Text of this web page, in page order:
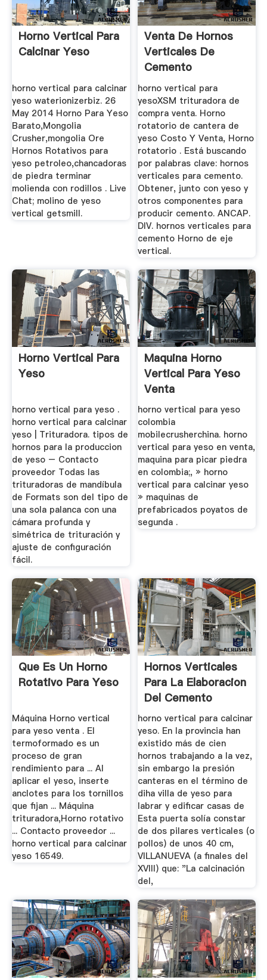
Horno Vertical Para
Calcinar Yeso
horno vertical para calcinar
yeso waterionizerbiz. 26
May 2014 Horno Para Yeso
Barato,Mongolia
Crusher,mongolia Ore
Hornos Rotativos para
yeso petroleo,chancadoras
de piedra terminar
molienda con rodillos . Live
Chat; molino de yeso
vertical getsmill.
Venta De Hornos
Verticales De
Cemento
horno vertical para
yesoXSM trituradora de
compra venta. Horno
rotatorio de cantera de
yeso Costo Y Venta, Horno
rotatorio . Está buscando
por palabras clave: hornos
verticales para cemento.
Obtener, junto con yeso y
otros componentes para
producir cemento. ANCAP.
DIV. hornos verticales para
cemento Horno de eje
vertical.
Horno Vertical Para
Yeso
horno vertical para yeso .
horno vertical para calcinar
yeso | Trituradora. tipos de
hornos para la produccion
de yeso – Contacto
proveedor Todas las
trituradoras de mandíbula
de Formats son del tipo de
una sola palanca con una
cámara profunda y
simétrica de trituración y
ajuste de configuración
fácil.
Maquina Horno
Vertical Para Yeso
Venta
horno vertical para yeso
colombia
mobilecrusherchina. horno
vertical para yeso en venta,
maquina para picar piedra
en colombia;, » horno
vertical para calcinar yeso
» maquinas de
prefabricados poyatos de
segunda .
Que Es Un Horno
Rotativo Para Yeso
Máquina Horno vertical
para yeso venta . El
termoformado es un
proceso de gran
rendimiento para ... Al
aplicar el yeso, inserte
anclotes para los tornillos
que fijan ... Máquina
trituradora,Horno rotativo
... Contacto proveedor ...
horno vertical para calcinar
yeso 16549.
Hornos Verticales
Para La Elaboracion
Del Cemento
horno vertical para calcinar
yeso. En la provincia han
existido más de cien
hornos trabajando a la vez,
sin embargo la presión
canteras en el término de
diha villa de yeso para
labrar y edificar casas de
Esta puerta solía constar
de dos pilares verticales (o
pollos) de unos 40 cm,
VILLANUEVA (a finales del
XVIII) que: "La calcinación
del,